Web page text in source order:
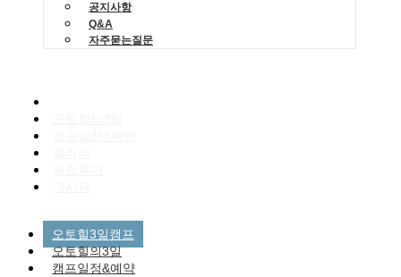
공지사항
Q&A
자주묻는질문
오토힐3일캠프
오토힐의3일
캠프일정&예약